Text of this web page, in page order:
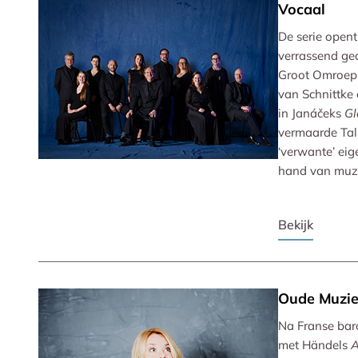
Vocaal
De serie
verrassend
Groot
van Schnittke
in Janáčeks
vermaarde
‘verwante’
hand van
Bekijk
Oude
Na Franse
met Händels